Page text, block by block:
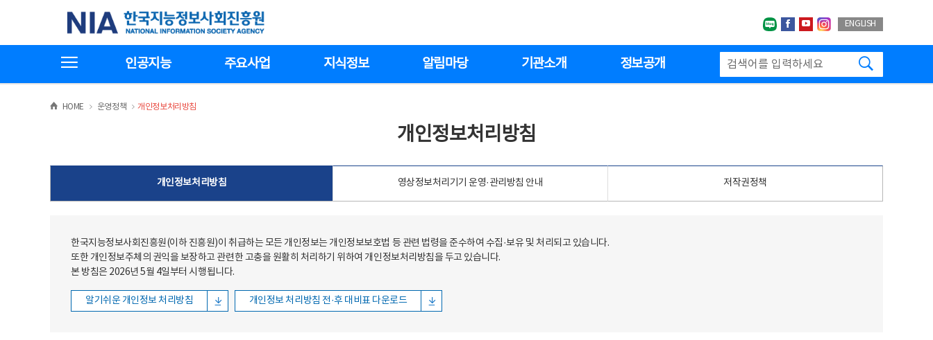
한국지능정보사회진흥원
네이버블로그
페이스북
유투브인스타그랩
ENGLISH
인공지능 주요사업 지식정보 알림마당 기관소개 정보공개
HOME >운영정책 >
개인정보처리방침
개인정보처리방침
개인정보처리방침 영상정보처리기기 운영·관리방침 안내 저작권정책
한국지능정보사회진흥원(이하 진흥원)이 취급하는 모든 개인정보는 개인정보보호법 등 관련 법령을 준수하여 수집·보유 및 처리되고 있습니다.
또한 개인정보주체의 권익을 보장하고 관련한 고충을 원활히 처리하기 위하여 개인정보처리방침을 두고 있습니다.
본 방침은 2026년 5월 4일부터 시행됩니다.
알기쉬운 개인정보 처리방침 개인정보 처리방침 전·후 대비표 다운로드